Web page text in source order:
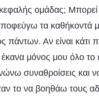
ομάδας; Μπορεί
τα καθήκοντά
πάντων. Αν είναι
μόνος μου όλο το
συναθροίσεις και
το να βοηθάω τους